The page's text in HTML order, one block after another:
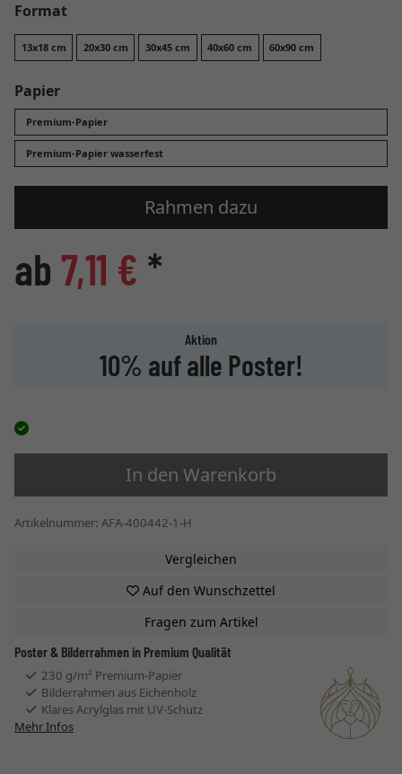
Format
13x18 cm 20x30 cm 30x45 cm 40x60 cm 60x90 cm
Papier
Premium-Papier
Premium-Papier wasserfest
Rahmen dazu
ab 7,11 € *
Aktion
10% auf alle Poster!
In den Warenkorb
Artikelnummer: AFA-400442-1-H
Vergleichen
Auf den Wunschzettel
Fragen zum Artikel
Poster & Bilderrahmen in Premium Qualität
230 g/m² Premium-Papier
Bilderrahmen aus Eichenholz
Klares Acrylglas mit UV-Schutz
Mehr Infos